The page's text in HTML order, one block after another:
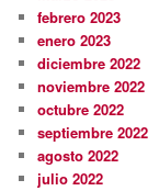
febrero 2023
enero 2023
diciembre 2022
noviembre 2022
octubre 2022
septiembre 2022
agosto 2022
julio 2022